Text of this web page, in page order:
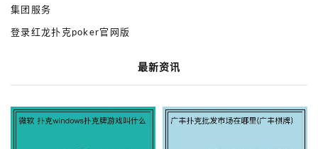
集团服务
登录红龙扑克poker官网版
最新资讯